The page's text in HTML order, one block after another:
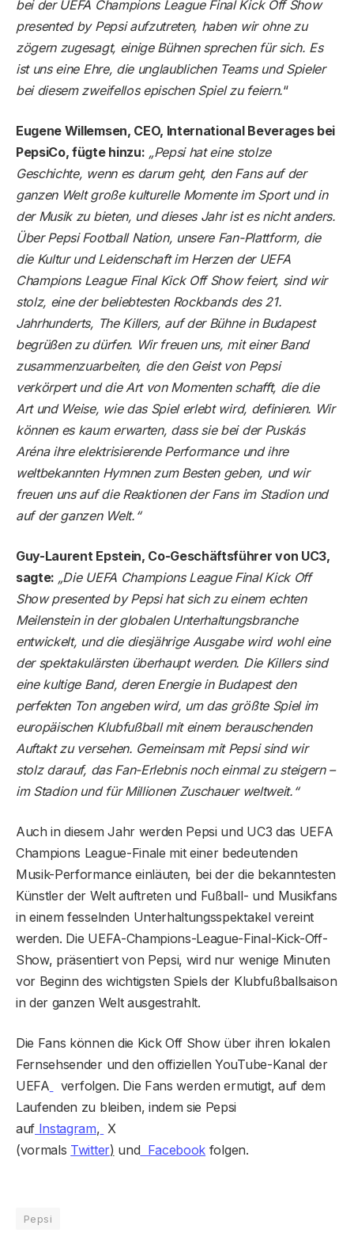
bei der UEFA Champions League Final Kick Off Show
presented by Pepsi aufzutreten, haben wir ohne zu
zögern zugesagt, einige Bühnen sprechen für sich. Es
ist uns eine Ehre, die unglaublichen Teams und Spieler
bei diesem zweifellos epischen Spiel zu feiern.“
Eugene Willemsen, CEO, International Beverages bei
PepsiCo, fügte hinzu: „Pepsi hat eine stolze
Geschichte, wenn es darum geht, den Fans auf der
ganzen Welt große kulturelle Momente im Sport und in
der Musik zu bieten, und dieses Jahr ist es nicht anders.
Über Pepsi Football Nation, unsere Fan-Plattform, die
die Kultur und Leidenschaft im Herzen der UEFA
Champions League Final Kick Off Show feiert, sind wir
stolz, eine der beliebtesten Rockbands des 21.
Jahrhunderts, The Killers, auf der Bühne in Budapest
begrüßen zu dürfen. Wir freuen uns, mit einer Band
zusammenzuarbeiten, die den Geist von Pepsi
verkörpert und die Art von Momenten schafft, die die
Art und Weise, wie das Spiel erlebt wird, definieren. Wir
können es kaum erwarten, dass sie bei der Puskás
Aréna ihre elektrisierende Performance und ihre
weltbekannten Hymnen zum Besten geben, und wir
freuen uns auf die Reaktionen der Fans im Stadion und
auf der ganzen Welt.“
Guy-Laurent Epstein, Co-Geschäftsführer von UC3,
sagte: „Die UEFA Champions League Final Kick Off
Show presented by Pepsi hat sich zu einem echten
Meilenstein in der globalen Unterhaltungsbranche
entwickelt, und die diesjährige Ausgabe wird wohl eine
der spektakulärsten überhaupt werden. Die Killers sind
eine kultige Band, deren Energie in Budapest den
perfekten Ton angeben wird, um das größte Spiel im
europäischen Klubfußball mit einem berauschenden
Auftakt zu versehen. Gemeinsam mit Pepsi sind wir
stolz darauf, das Fan-Erlebnis noch einmal zu steigern –
im Stadion und für Millionen Zuschauer weltweit.“
Auch in diesem Jahr werden Pepsi und UC3 das UEFA
Champions League-Finale mit einer bedeutenden
Musik-Performance einläuten, bei der die bekanntesten
Künstler der Welt auftreten und Fußball- und Musikfans
in einem fesselnden Unterhaltungsspektakel vereint
werden. Die UEFA-Champions-League-Final-Kick-Off-
Show, präsentiert von Pepsi, wird nur wenige Minuten
vor Beginn des wichtigsten Spiels der Klubfußballsaison
in der ganzen Welt ausgestrahlt.
Die Fans können die Kick Off Show über ihren lokalen
Fernsehsender und den offiziellen YouTube-Kanal der
UEFA
verfolgen. Die Fans werden ermutigt, auf dem
Laufenden zu bleiben, indem sie Pepsi
auf Instagram, X
(vormals Twitter) und Facebook folgen.
Pepsi